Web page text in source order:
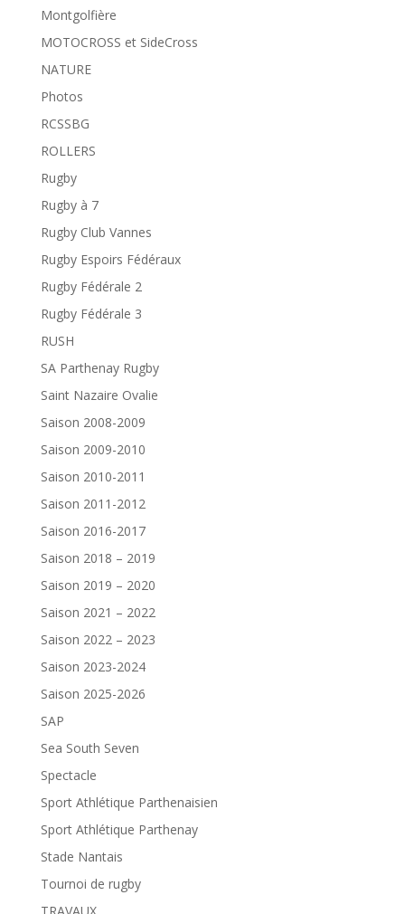
Montgolfière
MOTOCROSS et SideCross
NATURE
Photos
RCSSBG
ROLLERS
Rugby
Rugby à 7
Rugby Club Vannes
Rugby Espoirs Fédéraux
Rugby Fédérale 2
Rugby Fédérale 3
RUSH
SA Parthenay Rugby
Saint Nazaire Ovalie
Saison 2008-2009
Saison 2009-2010
Saison 2010-2011
Saison 2011-2012
Saison 2016-2017
Saison 2018 – 2019
Saison 2019 – 2020
Saison 2021 – 2022
Saison 2022 – 2023
Saison 2023-2024
Saison 2025-2026
SAP
Sea South Seven
Spectacle
Sport Athlétique Parthenaisien
Sport Athlétique Parthenay
Stade Nantais
Tournoi de rugby